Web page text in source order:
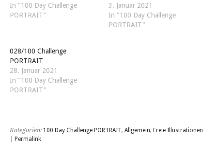
In "100 Day Challenge
PORTRAIT"
3. Januar 2021
In "100 Day Challenge
PORTRAIT"
028/100 Challenge
PORTRAIT
28. Januar 2021
In "100 Day Challenge
PORTRAIT"
Kategorien: 100 Day Challenge PORTRAIT, Allgemein, Freie Illustrationen
Permalink